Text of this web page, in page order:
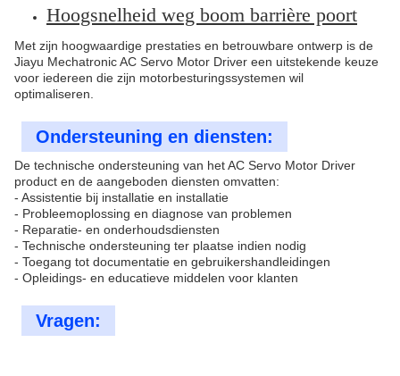
Hoogsnelheid weg boom barrière poort
Met zijn hoogwaardige prestaties en betrouwbare ontwerp is de
Jiayu Mechatronic AC Servo Motor Driver een uitstekende keuze
voor iedereen die zijn motorbesturingssystemen wil
optimaliseren.
Ondersteuning en diensten:
De technische ondersteuning van het AC Servo Motor Driver
product en de aangeboden diensten omvatten:
- Assistentie bij installatie en installatie
- Probleemoplossing en diagnose van problemen
- Reparatie- en onderhoudsdiensten
- Technische ondersteuning ter plaatse indien nodig
- Toegang tot documentatie en gebruikershandleidingen
- Opleidings- en educatieve middelen voor klanten
Vragen: